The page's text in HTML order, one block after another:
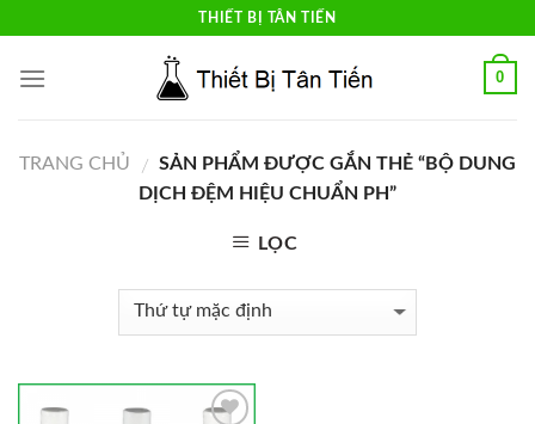
content
THIẾT BỊ TÂN TIẾN
0
TRANG CHỦ / SẢN PHẨM ĐƯỢC GẮN THẺ “BỘ DUNG
DỊCH ĐỆM HIỆU CHUẨN PH”
LỌC